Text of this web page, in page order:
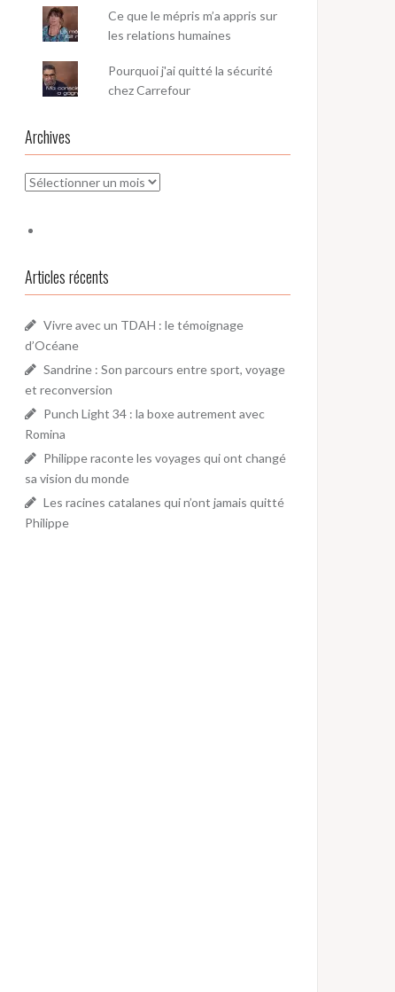
Ce que le mépris m’a appris sur
les relations humaines
Pourquoi j'ai quitté la sécurité
chez Carrefour
Archives
Archives
Articles récents
Vivre avec un TDAH : le témoignage
d’Océane
Sandrine : Son parcours entre sport, voyage
et reconversion
Punch Light 34 : la boxe autrement avec
Romina
Philippe raconte les voyages qui ont changé
sa vision du monde
Les racines catalanes qui n’ont jamais quitté
Philippe